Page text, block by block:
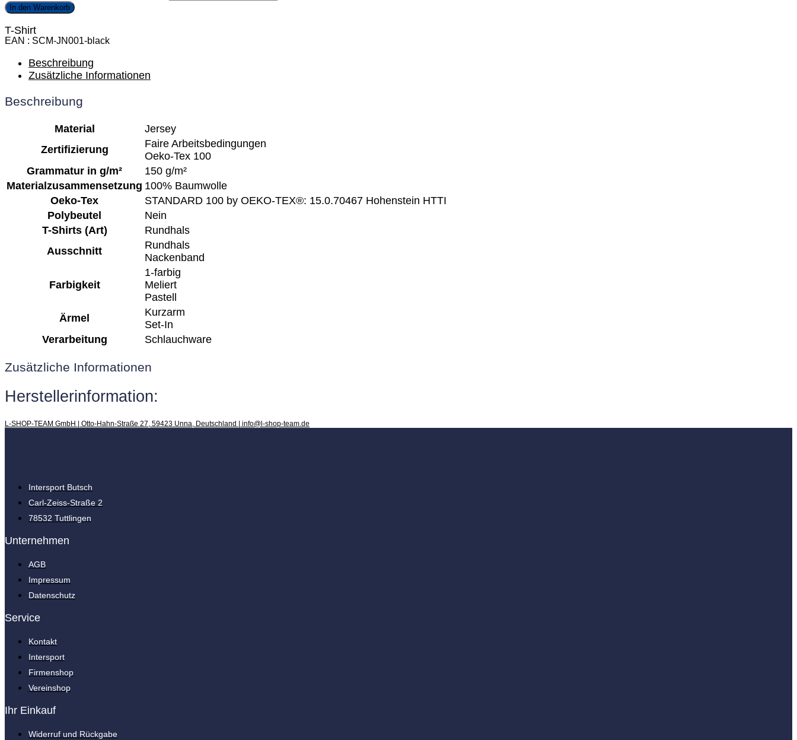
In den Warenkorb
T-Shirt
EAN SCM-JN001-black
Beschreibung
Zusätzliche Informationen
Beschreibung
Material
Jersey
Zertifizierung
Faire Arbeitsbedingungen
Oeko-Tex 100
Grammatur in g/m²
150 g/m²
Materialzusammensetzung 100% Baumwolle
Oeko-Tex
STANDARD 100 by OEKO-TEX®: 15.0.70467 Hohenstein HTTI
Polybeutel
Nein
T-Shirts (Art)
Rundhals
Ausschnitt
Rundhals
Nackenband
Farbigkeit
1-farbig
Meliert
Pastell
Ärmel
Kurzarm
Set-In
Verarbeitung
Schlauchware
Zusätzliche Informationen
Herstellerinformation:
L-SHOP-TEAM GmbH | Otto-Hahn-Straße 27, 59423 Unna, Deutschland | info@l-shop-team.de
Intersport Butsch
Carl-Zeiss-Straße 2
78532 Tuttlingen
Unternehmen
AGB
Impressum
Datenschutz
Service
Kontakt
Intersport
Firmenshop
Vereinshop
Ihr Einkauf
Widerruf und Rückgabe